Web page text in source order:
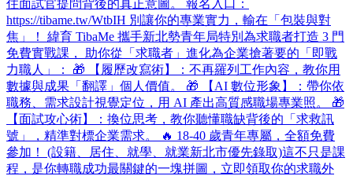
住面試官提問背後的真正意圖。 報名入口：
https://tibame.tw/WtbIH 別讓你的專業實力，輸在「包裝與對
焦」！ 緯育 TibaMe 攜手新北勢青年局特別為求職者打造 3 門
免費實戰課， 助你從「求職者」進化為企業搶著要的「即戰
力職人」： 🎁 【履歷改寫術】：不再羅列工作內容，教你用
數據與成果「翻譯」個人價值。 🎁 【AI 數位形象】：帶你依
職務、需求設計視覺定位，用 AI 產出高質感職場專業照。 🎁
【面試攻心術】：換位思考，教你聽懂職缺背後的「求救訊
號」，精準對標企業需求。 🔥 18-40 歲青年專屬，全額免費
參加！ (設籍、居住、就學、就業新北市優先錄取)​ 這不只是課
程，是你轉職成功最關鍵的一塊拼圖，立即領取你的求職外